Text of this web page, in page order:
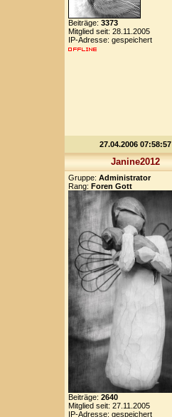
Beiträge: 3373
Mitglied seit: 28.11.2005
IP-Adresse: gespeichert
27.04.2006 07:58:57
Janine2012
Gruppe: Administrator
Rang: Foren Gott
Beiträge: 2640
Mitglied seit: 27.11.2005
IP-Adresse: gespeichert